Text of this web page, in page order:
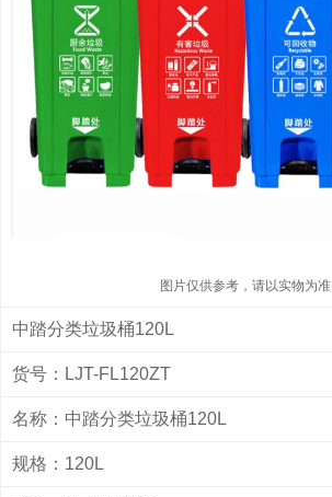
图片仅供参考，请以实物为准
中踏分类垃圾桶120L
货号：LJT-FL120ZT
名称：中踏分类垃圾桶120L
规格：120L